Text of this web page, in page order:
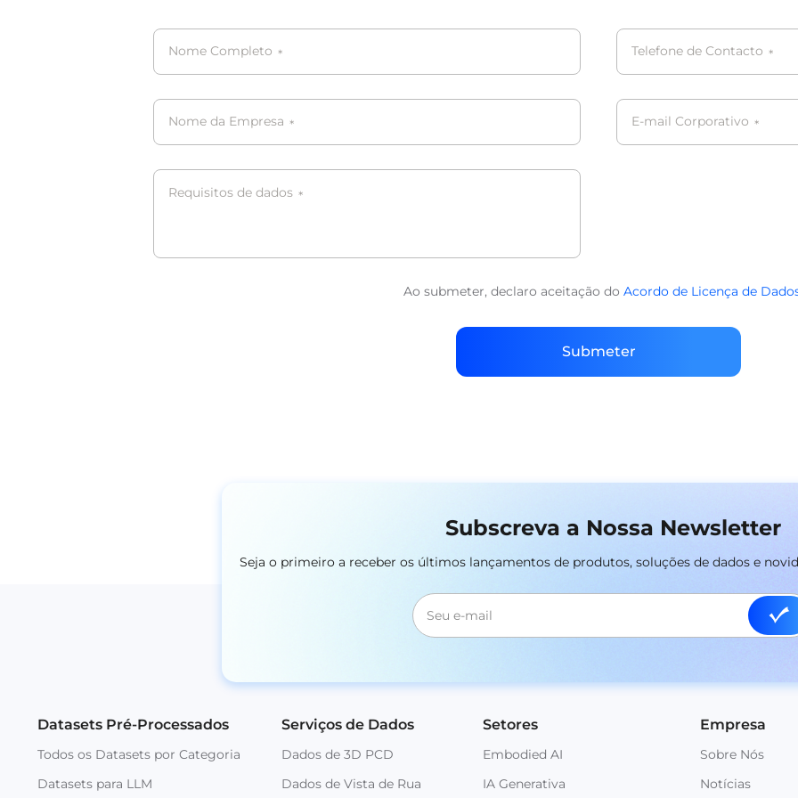
Nome Completo * Telefone de Contacto *
Nome da Empresa * E-mail Corporativo *
Requisitos de dados *
Ao submeter, declaro aceitação do Acordo de Licença de
Submeter
Subscreva a Nossa Newsletter
Seja o primeiro a receber os últimos lançamentos de produtos, soluções de dados e
Datasets Pré-Processados
Todos os Datasets por Categoria
Datasets para LLM
Serviços de Dados
Dados de 3D PCD
Dados de Vista de Rua
Setores
Embodied AI
IA Generativa
Empresa
Sobre Nós
Notícias